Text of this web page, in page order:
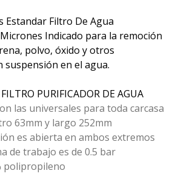
Estandar Filtro De Agua
Indicado para la remoción
polvo, óxido y otros
suspensión en el agua.
PURIFICADOR DE AGUA
las universales para toda carcasa
63mm y largo 252mm
es abierta en ambos extremos
de trabajo es de 0.5 bar
polipropileno